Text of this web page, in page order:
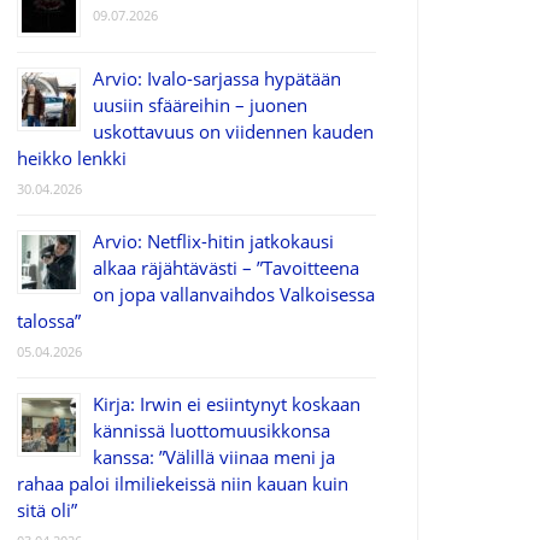
09.07.2026
Arvio: Ivalo-sarjassa hypätään
uusiin sfääreihin – juonen
uskottavuus on viidennen kauden
heikko lenkki
30.04.2026
Arvio: Netflix-hitin jatkokausi
alkaa räjähtävästi – ”Tavoitteena
on jopa vallanvaihdos Valkoisessa
talossa”
05.04.2026
Kirja: Irwin ei esiintynyt koskaan
kännissä luottomuusikkonsa
kanssa: ”Välillä viinaa meni ja
rahaa paloi ilmiliekeissä niin kauan kuin
sitä oli”